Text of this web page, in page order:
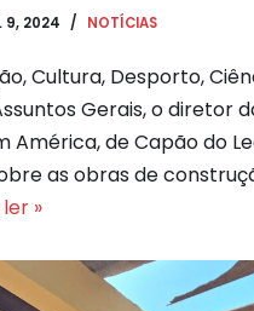
9, 2024 NOTÍCIAS
Cultura, Desporto,
Gerais, o diretor
América, de Capão do
as obras de
»